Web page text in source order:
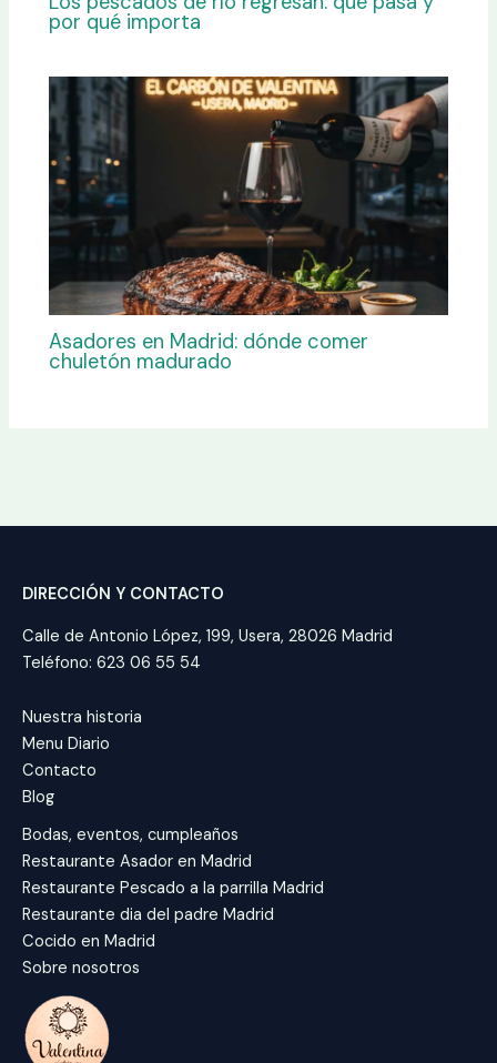
por qué importa
Asadores en Madrid: dónde comer
chuletón madurado
DIRECCIÓN Y CONTACTO
Calle de Antonio López, 199, Usera, 28026 Madrid
Teléfono: 623 06 55 54
Nuestra historia
Menu Diario
Contacto
Blog
Bodas, eventos, cumpleaños
Restaurante Asador en Madrid
Restaurante Pescado a la parrilla Madrid
Restaurante dia del padre Madrid
Cocido en Madrid
Sobre nosotros